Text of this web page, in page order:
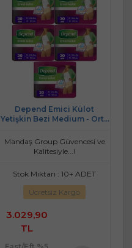
Depend Emici Külot
Yetişkin Bezi Medium - Orta
Mandaş Group Güvencesi ve
Kalitesiyle...!
Stok Miktarı : 10+ ADET
Ücretsiz Kargo
3.029,90
TL